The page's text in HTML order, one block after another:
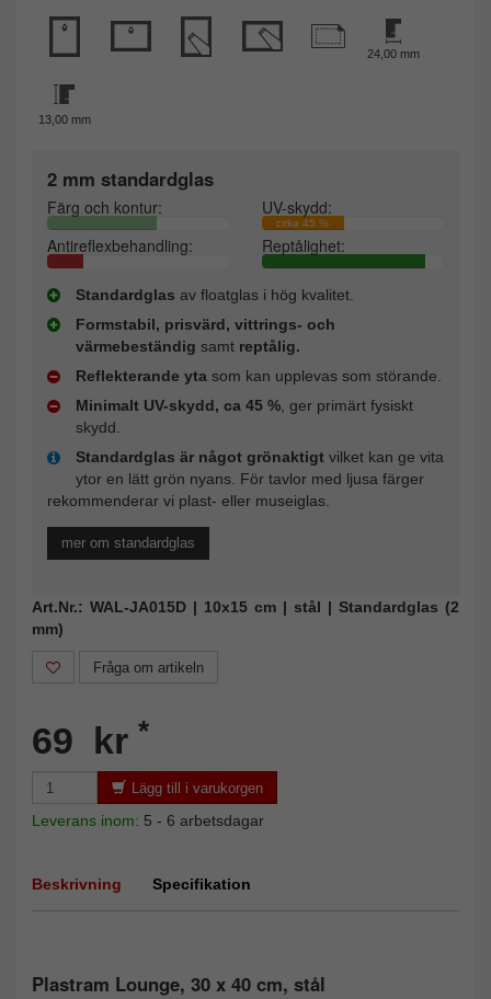
24,00 mm
13,00 mm
2 mm standardglas
Färg och kontur: UV-skydd:
cirka 45 %
Antireflexbehandling: Reptålighet:
Standardglas av floatglas i hög kvalitet.
Formstabil, prisvärd, vittrings- och
värmebeständig samt reptålig.
Reflekterande yta som kan upplevas som störande.
Minimalt UV-skydd, ca 45 %, ger primärt fysiskt
skydd.
Standardglas är något grönaktigt vilket kan ge vita
ytor en lätt grön nyans. För tavlor med ljusa färger
rekommenderar vi plast- eller museiglas.
mer om standardglas
Art.Nr.: WAL-JA015D | 10x15 cm | stål | Standardglas (2
mm)
Fråga om artikeln
69 kr *
Lägg till i varukorgen
Leverans inom: 5 - 6 arbetsdagar
Beskrivning Specifikation
Plastram Lounge, 30 x 40 cm, stål